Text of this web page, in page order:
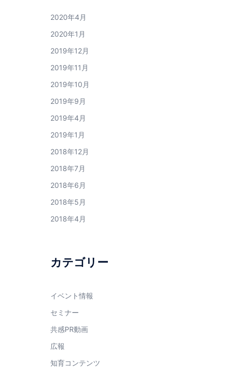
2020年4月
2020年1月
2019年12月
2019年11月
2019年10月
2019年9月
2019年4月
2019年1月
2018年12月
2018年7月
2018年6月
2018年5月
2018年4月
カテゴリー
イベント情報
セミナー
共感PR動画
広報
知育コンテンツ